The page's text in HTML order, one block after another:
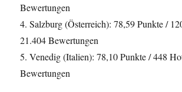
Bewertungen
4. Salzburg (Österreich): 78,59 Punkte /
21.404 Bewertungen
5. Venedig (Italien): 78,10 Punkte / 448
Bewertungen